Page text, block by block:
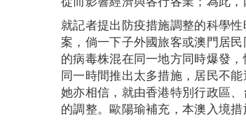
就記者提出防疫措施調整的科學
案，倘一下子外國旅客或澳門居
的病毒株混在同一地方同時爆發
同一時間推出太多措施，居民不
她亦相信，就由香港特別行政區
的調整。歐陽瑜補充，本澳入境